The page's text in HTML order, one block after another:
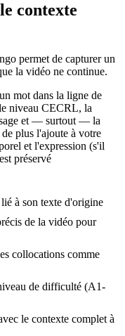
contexte
permet de capturer un
la vidéo ne continue.
mot dans la ligne de
niveau CECRL, la
et — surtout — la
plus l'ajoute à votre
et l'expression (s'il
préservé
à son texte d'origine
de la vidéo pour
collocations comme
de difficulté (A1-
le contexte complet à